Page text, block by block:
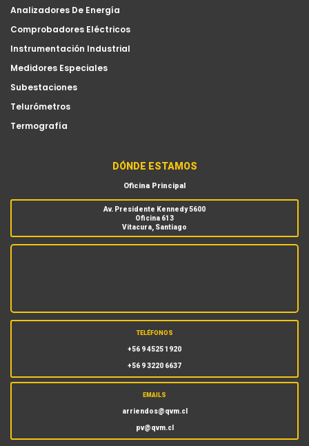
Analizadores De Energía
Comprobadores Eléctricos
Instrumentación Industrial
Medidores Especiales
Subestaciones
Telurómetros
Termografía
DÓNDE ESTAMOS
Oficina Principal
Av. Presidente Kennedy 5600
Oficina 613
Vitacura, Santiago
TELÉFONOS
+56 9 4525 1920
+56 9 3220 6637
EMAILS
arriendos@qvm.cl
pv@qvm.cl